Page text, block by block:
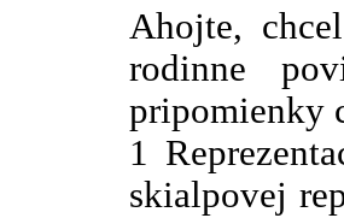
Ahojte,
rodinne
pripomienky
1
skialpovej